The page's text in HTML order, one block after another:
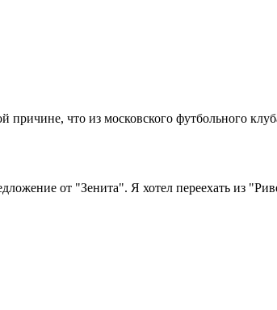
что из московского футбольного
от "Зенита". Я хотел переехать из